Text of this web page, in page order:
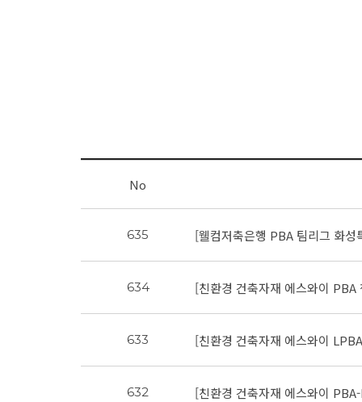
No
635 [웰컴저축은행 PBA 팀리그 화
634 [친환경 건축자재 에스와이 PBA
633 [친환경 건축자재 에스와이
632 [친환경 건축자재 에스와이